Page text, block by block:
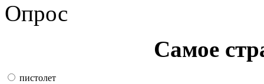
Опрос
Самое
пистолет